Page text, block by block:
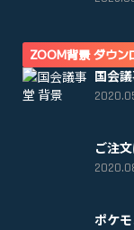
ZOOM背景 ダウン
国会
ご注
ポケ